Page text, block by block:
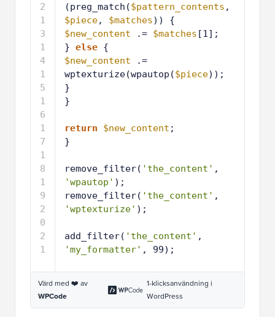
9
1
0
1
1
1
2
1
3
1
4
1
5
1
6
1
7
1
8
1
9
2
0
2
1
(preg_match($pattern_contents
$piece, $matches)) {
$new_content
.= $matches [1];
} else {
$new_content
.=
wptexturize(wpautop($piece));
}
}
return $new_content ;
}
remove_filter( 'the_content'
'wpautop' );
remove_filter( 'the_content'
'wptexturize' );
add_filter( 'the_content'
'my_formatter' , 99);
Värd med ❤️ av
WPCode
1-klicksanvändning i
WordPress